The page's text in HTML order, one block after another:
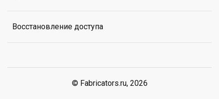
Восстановление доступа
© Fabricators.ru, 2026